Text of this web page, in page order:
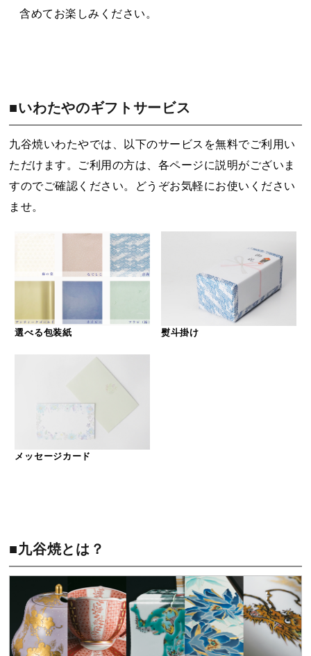
含めてお楽しみください。
■いわたやのギフトサービス
九谷焼いわたやでは、以下のサービスを無料でご利用い
ただけます。ご利用の方は、各ページに説明がございま
すのでご確認ください。どうぞお気軽にお使いください
ませ。
選べる包装紙 熨斗掛け
メッセージカード
■九谷焼とは？